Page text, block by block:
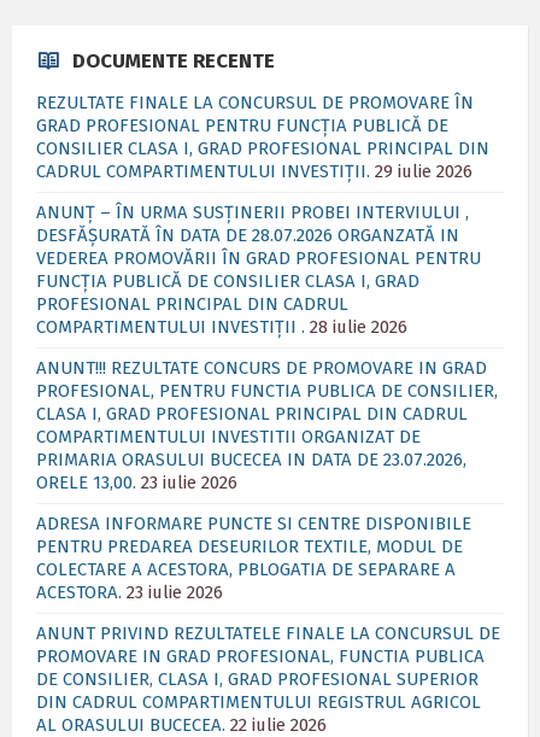
DOCUMENTE RECENTE
REZULTATE FINALE LA CONCURSUL DE PROMOVARE ÎN
GRAD PROFESIONAL PENTRU FUNCȚIA PUBLICĂ DE
CONSILIER CLASA I, GRAD PROFESIONAL PRINCIPAL DIN
CADRUL COMPARTIMENTULUI INVESTIȚII. 29 iulie 2026
ANUNȚ – ÎN URMA SUSȚINERII PROBEI INTERVIULUI ,
DESFĂȘURATĂ ÎN DATA DE 28.07.2026 ORGANZATĂ IN
VEDEREA PROMOVĂRII ÎN GRAD PROFESIONAL PENTRU
FUNCȚIA PUBLICĂ DE CONSILIER CLASA I, GRAD
PROFESIONAL PRINCIPAL DIN CADRUL
COMPARTIMENTULUI INVESTIȚII . 28 iulie 2026
ANUNT!!! REZULTATE CONCURS DE PROMOVARE IN GRAD
PROFESIONAL, PENTRU FUNCTIA PUBLICA DE CONSILIER,
CLASA I, GRAD PROFESIONAL PRINCIPAL DIN CADRUL
COMPARTIMENTULUI INVESTITII ORGANIZAT DE
PRIMARIA ORASULUI BUCECEA IN DATA DE 23.07.2026,
ORELE 13,00. 23 iulie 2026
ADRESA INFORMARE PUNCTE SI CENTRE DISPONIBILE
PENTRU PREDAREA DESEURILOR TEXTILE, MODUL DE
COLECTARE A ACESTORA, PBLOGATIA DE SEPARARE A
ACESTORA. 23 iulie 2026
ANUNT PRIVIND REZULTATELE FINALE LA CONCURSUL DE
PROMOVARE IN GRAD PROFESIONAL, FUNCTIA PUBLICA
DE CONSILIER, CLASA I, GRAD PROFESIONAL SUPERIOR
DIN CADRUL COMPARTIMENTULUI REGISTRUL AGRICOL
AL ORASULUI BUCECEA. 22 iulie 2026